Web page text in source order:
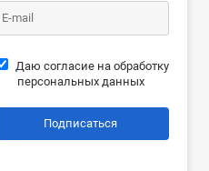
Даю согласие на обработку
персональных данных
Подписаться